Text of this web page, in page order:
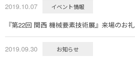
2019.10.07 イベント情報
『第22回 関西 機械要素技術展』来場のお礼
2019.09.30 お知らせ